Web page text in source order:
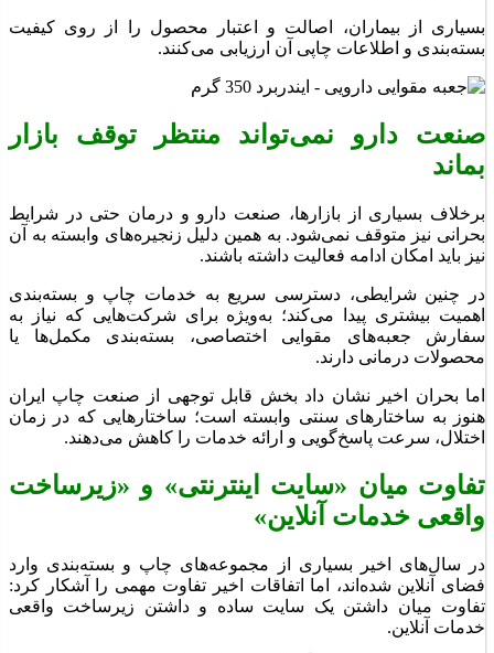
بسیاری از بیماران، اصالت و اعتبار محصول را از روی کیفیت
بسته‌بندی و اطلاعات چاپی آن ارزیابی می‌کنند.
صنعت دارو نمی‌تواند منتظر توقف بازار
بماند
برخلاف بسیاری از بازارها، صنعت دارو و درمان حتی در شرایط
بحرانی نیز متوقف نمی‌شود. به همین دلیل زنجیره‌های وابسته به آن
نیز باید امکان ادامه فعالیت داشته باشند.
در چنین شرایطی، دسترسی سریع به خدمات چاپ و بسته‌بندی
اهمیت بیشتری پیدا می‌کند؛ به‌ویژه برای شرکت‌هایی که نیاز به
سفارش جعبه‌های مقوایی اختصاصی، بسته‌بندی مکمل‌ها یا
محصولات درمانی دارند.
اما بحران اخیر نشان داد بخش قابل توجهی از صنعت چاپ ایران
هنوز به ساختارهای سنتی وابسته است؛ ساختارهایی که در زمان
اختلال، سرعت پاسخ‌گویی و ارائه خدمات را کاهش می‌دهند.
تفاوت میان «سایت اینترنتی» و «زیرساخت
واقعی خدمات آنلاین»
در سال‌های اخیر بسیاری از مجموعه‌های چاپ و بسته‌بندی وارد
فضای آنلاین شده‌اند، اما اتفاقات اخیر تفاوت مهمی را آشکار کرد:
تفاوت میان داشتن یک سایت ساده و داشتن زیرساخت واقعی
خدمات آنلاین.